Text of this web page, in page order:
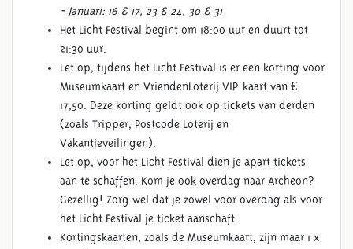
- Januari: 16 & 17, 23 & 24, 30 & 31
Het Licht Festival begint om 18:00 uur en duurt tot
21:30 uur.
Let op, tijdens het Licht Festival is er een korting voor
Museumkaart en VriendenLoterij VIP-kaart van €
17,50. Deze korting geldt ook op tickets van derden
(zoals Tripper, Postcode Loterij en
Vakantieveilingen).
Let op, voor het Licht Festival dien je apart tickets
aan te schaffen. Kom je ook overdag naar Archeon?
Gezellig! Zorg wel dat je zowel voor overdag als voor
het Licht Festival je ticket aanschaft.
Kortingskaarten, zoals de Museumkaart, zijn maar 1 x